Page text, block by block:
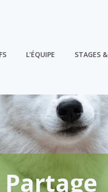
L’ÉQUIPE STAGES